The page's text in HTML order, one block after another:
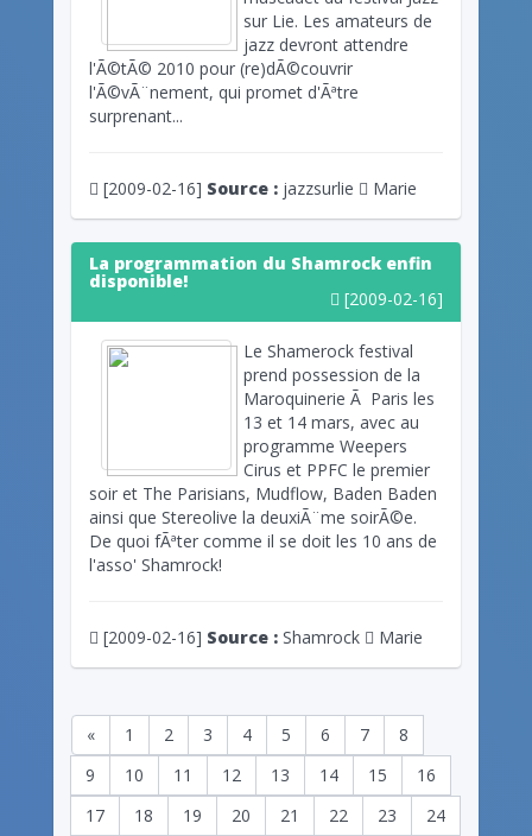
sur Lie. Les amateurs de
jazz devront attendre
l'Ã©tÃ© 2010 pour (re)dÃ©couvrir
l'Ã©vÃ¨nement, qui promet d'Ãªtre
surprenant...
[2009-02-16] Source : jazzsurlie Marie
La programmation du Shamrock enfin
disponible!
[2009-02-16]
Le Shamerock festival
prend possession de la
Maroquinerie Ã Paris les
13 et 14 mars, avec au
programme Weepers
Cirus et PPFC le premier
soir et The Parisians, Mudflow, Baden Baden
ainsi que Stereolive la deuxiÃ¨me soirÃ©e.
De quoi fÃªter comme il se doit les 10 ans de
l'asso' Shamrock!
[2009-02-16] Source : Shamrock Marie
« 1 2 3 4 5 6 7
8
9
10 11 12 13 14 15
16
17
18 19 20 21 22 23
24